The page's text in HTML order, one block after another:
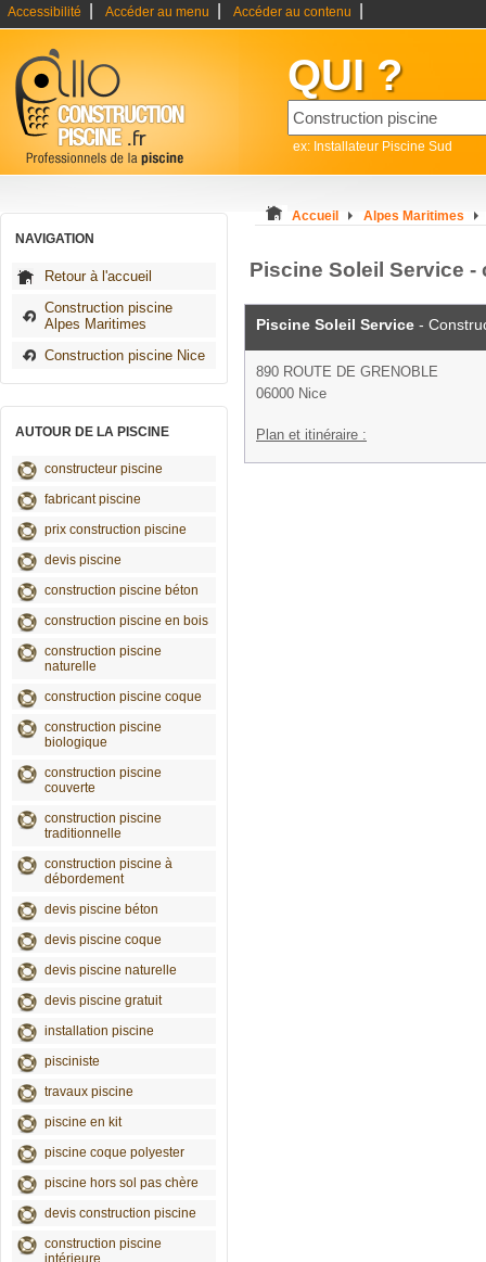
Accessibilité Accéder au menu Accéder au contenu
QUI ?
ex: Installateur Piscine Sud
NAVIGATION
Retour à l'accueil
Construction piscine
Alpes Maritimes
Construction piscine Nice
AUTOUR DE LA PISCINE
constructeur piscine
fabricant piscine
prix construction piscine
devis piscine
construction piscine béton
construction piscine en bois
construction piscine
naturelle
construction piscine coque
construction piscine
biologique
construction piscine
couverte
construction piscine
traditionnelle
construction piscine à
débordement
devis piscine béton
devis piscine coque
devis piscine naturelle
devis piscine gratuit
installation piscine
pisciniste
travaux piscine
piscine en kit
piscine coque polyester
piscine hors sol pas chère
devis construction piscine
construction piscine
intérieure
Accueil Alpes Maritimes
Piscine Soleil Service
Piscine Soleil Service -
890 ROUTE DE GRENOBLE
06000 Nice
Plan et itinéraire :